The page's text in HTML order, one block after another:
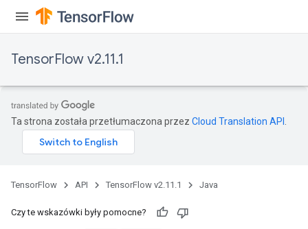
TensorFlow v2.11.1
Ta strona została przetłumaczona przez Cloud Translation API
TensorFlow API TensorFlow v2.11.1 Java
Czy te wskazówki były pomocne?